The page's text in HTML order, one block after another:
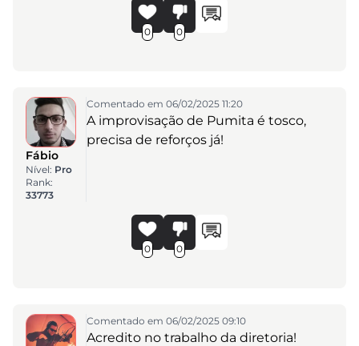
0 0
Fábio
Nível: Pro
Rank:
33773
Comentado em 06/02/2025 11:20
A improvisação de Pumita é tosco,
precisa de reforços já!
0 0
Comentado em 06/02/2025 09:10
Acredito no trabalho da diretoria!